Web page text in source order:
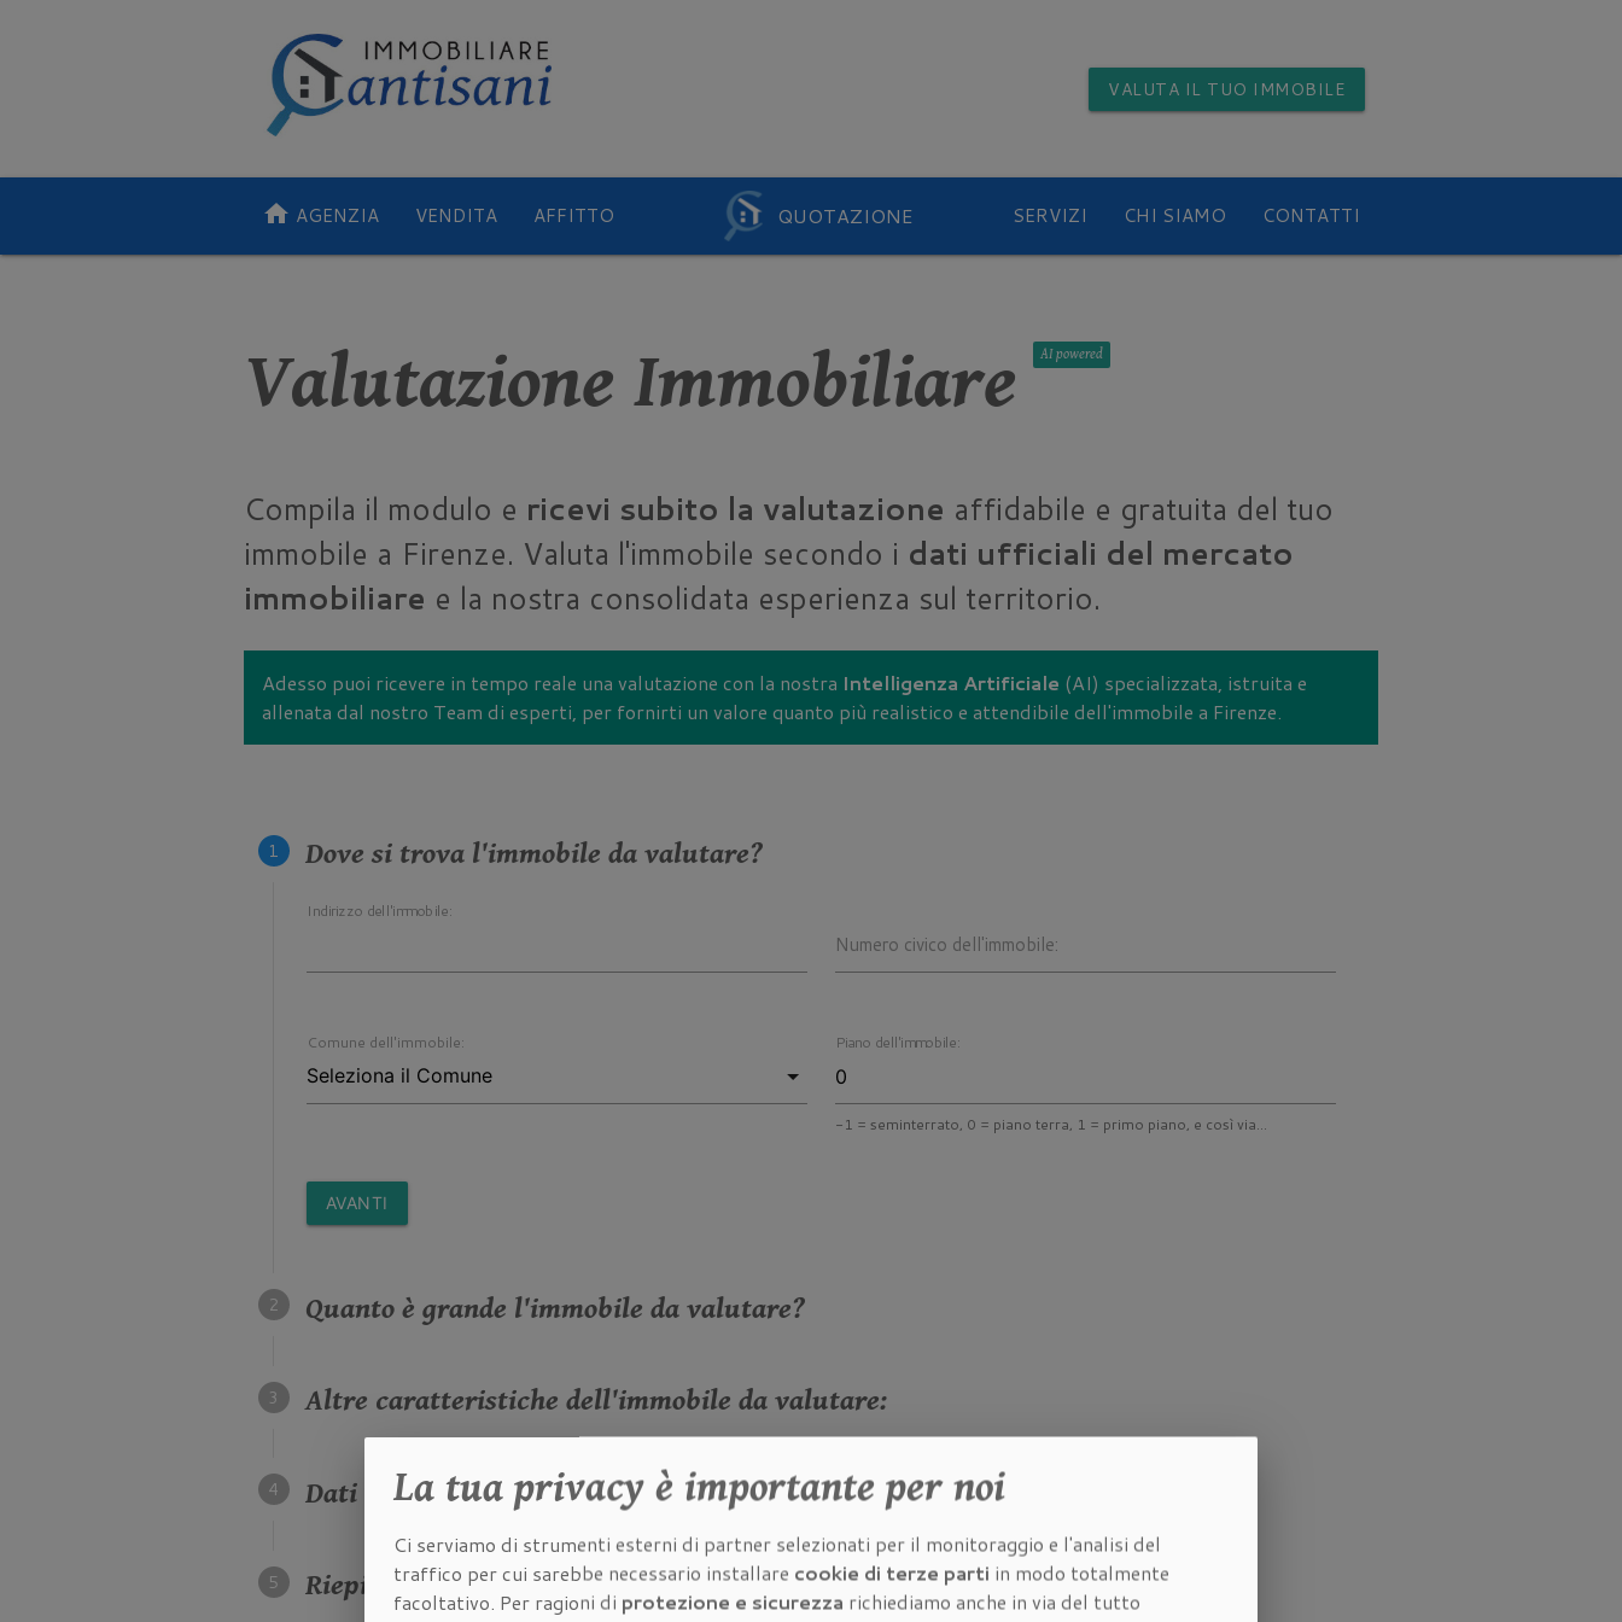
VALUTA IL TUO IMMOBILE
home AGENZIA VENDITA AFFITTO QUOTAZIONE SERVIZI CHI SIAMO CONTATTI
Valutazione Immobiliare AI
Compila il modulo e ricevi subito la valutazione affidabile e gratuita del tuo
immobile a Firenze. Valuta l'immobile secondo i dati ufficiali del mercato
immobiliare e la nostra consolidata esperienza sul territorio.
Adesso puoi ricevere in tempo reale una valutazione con la nostra Intelligenza Artificiale (AI) specializzata, istruita e
allenata dal nostro Team di esperti, per fornirti un valore quanto più realistico e attendibile dell'immobile a Firenze.
Dove si trova l'immobile da valutare?
Indirizzo dell'immobile:
Numero civico dell'immobile:
Comune dell'immobile: Piano dell'immobile:
-1 = seminterrato, 0 = piano terra, 1 = primo piano, e così via...
AVANTI
Quanto è grande l'immobile da valutare?
Altre caratteristiche dell'immobile da valutare:
Dati della proprietà dell'immobile da valutare:
Riepilogo dei dati dell'immobile da valutare:
La tuaprivacy è importante per noi
Ci serviamo di strumenti esterni di partner selezionati per il monitoraggio e l'analisi del
traffico per cui sarebbe necessario installare cookie di terze parti in modo totalmente
facoltativo. Per ragioni di protezione e sicurezza richiediamo anche in via del tutto